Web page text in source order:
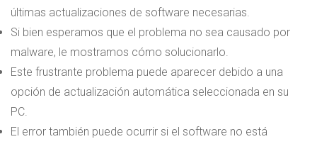
últimas actualizaciones de software necesarias.
Si bien esperamos que el problema no sea causado por
malware, le mostramos cómo solucionarlo.
Este frustrante problema puede aparecer debido a una
opción de actualización automática seleccionada en su
PC.
El error también puede ocurrir si el software no está